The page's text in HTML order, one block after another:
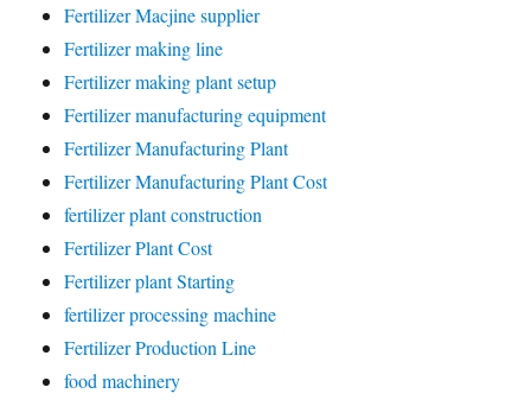
Fertilizer Macjine supplier
Fertilizer making line
Fertilizer making plant setup
Fertilizer manufacturing equipment
Fertilizer Manufacturing Plant
Fertilizer Manufacturing Plant Cost
fertilizer plant construction
Fertilizer Plant Cost
Fertilizer plant Starting
fertilizer processing machine
Fertilizer Production Line
food machinery